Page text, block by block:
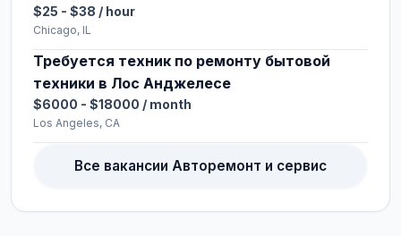
$25 - $38 / hour
Chicago, IL
Требуется техник по ремонту бытовой
техники в Лос Анджелесе
$6000 - $18000 / month
Los Angeles, CA
Все вакансии Авторемонт и сервис